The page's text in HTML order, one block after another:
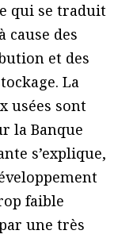
qui se traduit
des
et des
La
usées sont
la Banque
s’explique,
faible
une très